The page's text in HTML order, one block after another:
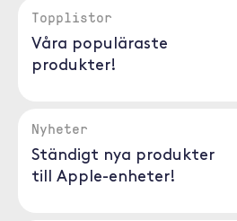
Topplistor
Våra populäraste
produkter!
Nyheter
Ständigt nya produkter
till Apple-enheter!